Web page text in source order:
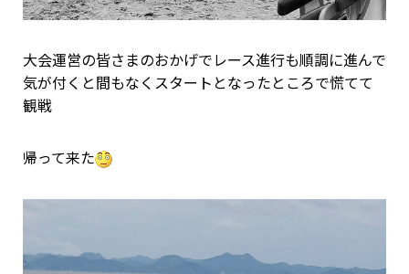
大会運営の皆さまのおかげでレース進行も順調に進んで
気が付くと間もなくスタートとなったところで慌てて
観戦
帰って来た